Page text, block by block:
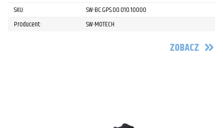
SKU:
SW-BC.GPS.00.010.10000
Producent:
SW-MOTECH
ZOBACZ